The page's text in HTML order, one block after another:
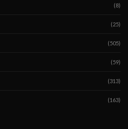
(8)
(25)
(505)
(59)
(313)
(163)